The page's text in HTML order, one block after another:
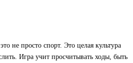
не просто спорт. Это целая культура
Игра учит просчитывать ходы, быть